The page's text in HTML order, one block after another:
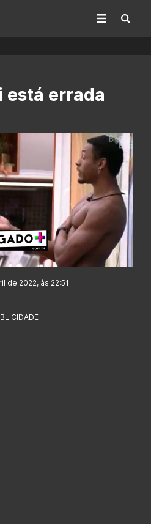
está errada
de 2022, às 22:51